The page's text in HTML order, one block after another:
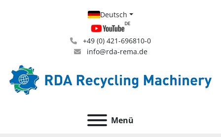
+49 (0) 421-696810-0
info@rda-rema.de
Deutsch
Menü